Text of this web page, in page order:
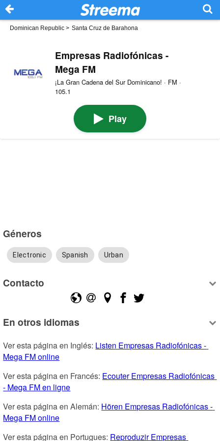
Dominican Republic > Santa Cruz de Barahona
Empresas Radiofónicas -
Mega FM
¡La Gran Cadena del Sur Dominicano! · FM ·
105.1
Play
Géneros
Electronic Spanish Urban
Contacto
En otros idiomas
Ver esta página en Inglés: Listen Empresas Radiofónicas -
Mega FM online
Ver esta página en Francés: Ecouter Empresas Radiofónicas
- Mega FM en ligne
Ver esta página en Alemán: Hören Empresas Radiofónicas -
Mega FM online
Ver esta página en Portugues: Reproduzir Empresas